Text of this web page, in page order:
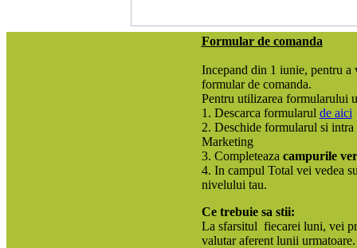
Formular de comanda
Incepand din 1 iunie, pentru a
formular de comanda.
Pentru utilizarea formularului
1. Descarca formularul de aici
2. Deschide formularul si
Marketing
3. Completeaza campurile
4. In campul Total vei vedea
nivelului tau.
Ce trebuie sa stii:
La sfarsitul fiecarei luni, vei
valutar aferent lunii urmatoare.